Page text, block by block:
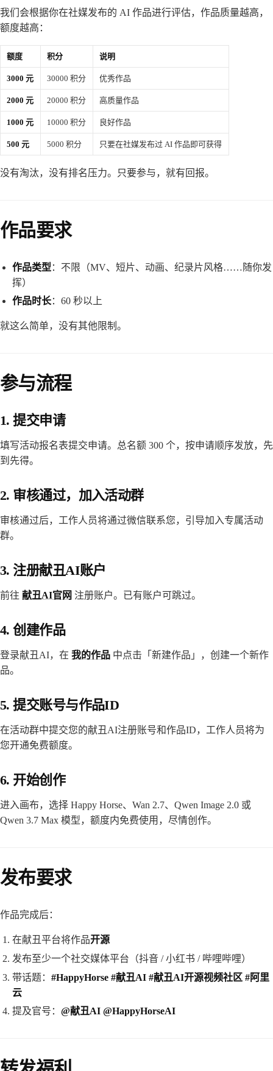
我们会根据你在社媒发布的 AI 作品进行评估，作品质量越高，
额度越高：
额度 积分 说明
3000 元 30000 积分 优秀作品
2000 元 20000 积分 高质量作品
1000 元 10000 积分 良好作品
500 元 5000 积分 只要在社媒发布过 AI 作品即可获得
没有淘汰，没有排名压力。只要参与，就有回报。
作品要求
作品类型 ：不限（MV、短片、动画、纪录片风格……随你发
挥）
作品时长：60 秒以上
就这么简单，没有其他限制。
参与流程
1. 提交申请
填写活动报名表提交申请。总名额 300 个，按申请顺序发放，先
到先得。
2. 审核通过，加入活动群
审核通过后，工作人员将通过微信联系您，引导加入专属活动
群。
3. 注册献丑AI账户
前往 献丑AI官网 注册账户。已有账户可跳过。
4. 创建作品
登录献丑AI，在 我的作品 中点击「新建作品」，创建一个新作
品。
5. 提交账号与作品ID
在活动群中提交您的献丑AI注册账号和作品ID，工作人员将为
您开通免费额度。
6. 开始创作
进入画布，选择 Happy Horse、Wan 2.7、Qwen Image 2.0 或
Qwen 3.7 Max 模型，额度内免费使用，尽情创作。
发布要求
作品完成后：
在献丑平台将作品开源
发布至少一个社交媒体平台（抖音 / 小红书 / 哔哩哔哩）
带话题： #HappyHorse #献丑AI #献丑AI开源视频社区 #阿里
云
提及官号： @献丑AI @HappyHorseAI